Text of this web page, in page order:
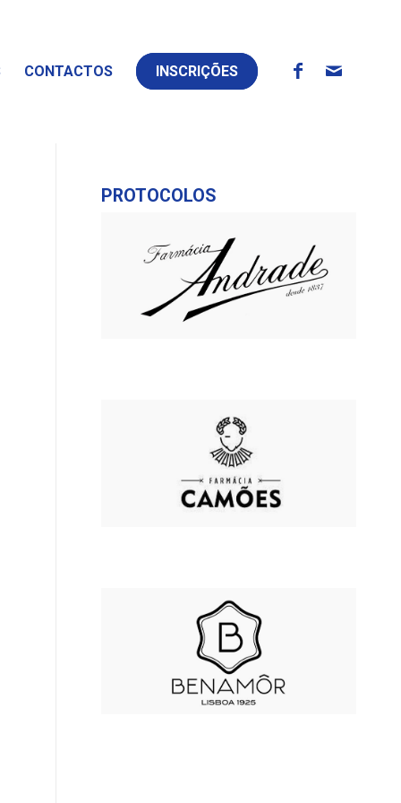
CONTACTOS INSCRIÇÕES
PROTOCOLOS